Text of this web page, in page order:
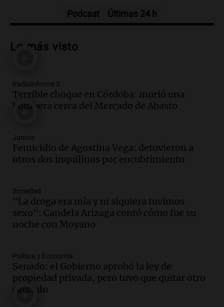
Audio.Exigen justicia por Débora:
devolvérnosla"
Audio.Se divorciaron y la Justicia
ordenó que ella le pague una renta por
vivir en la casa familiar
Audio.Una mujer fallece tras vuelco de
vehículo en la Circunvalación Este-
Episodios
Audio.Una mujer muere tras un vuelco
en la Circunvalación Este-Oeste de
Salta
Episodios
Audio. El Polo Obrero marcha en
Córdoba pidiendo trabajo genuino y
mejoras en programas sociales
Podcast Últimas 24 h
Lo más visto
Radioinforme 3
Terrible choque en Córdoba: murió una
bombera cerca del Mercado de Abasto
Juntos
Femicidio de Agostina Vega: detuvieron a
otros dos inquilinos por encubrimiento
Sociedad
"La droga era mía y ni siquiera tuvimos
sexo": Candela Arizaga contó cómo fue su
noche con Moyano
Política y Economía
Senado: el Gobierno aprobó la ley de
propiedad privada, pero tuvo que quitar otro
capítulo